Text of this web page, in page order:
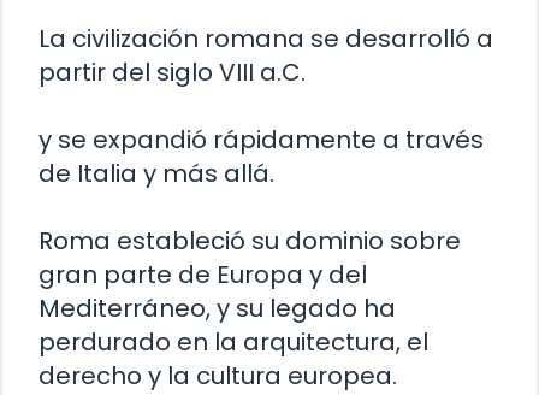
La civilización romana se desarrolló a
partir del siglo VIII a.C.
y se expandió rápidamente a través
de Italia y más allá.
Roma estableció su dominio sobre
gran parte de Europa y del
Mediterráneo, y su legado ha
perdurado en la arquitectura, el
derecho y la cultura europea.